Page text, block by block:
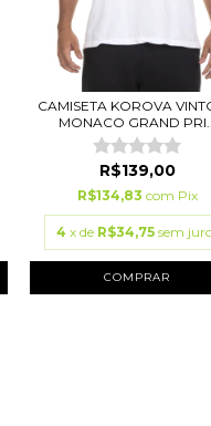
CAMISETA KOROVA
MONACO GRAND
R$139,00
R$134,83 com Pix
4 x de R$34,75 sem
COMPRAR